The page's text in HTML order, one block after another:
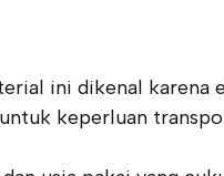
ini dikenal karena
keperluan